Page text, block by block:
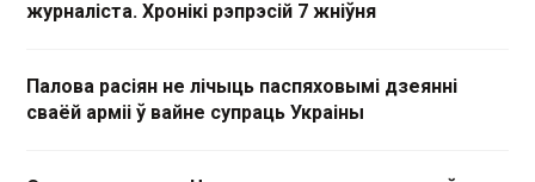
журналіста. Хронікі рэпрэсій 7 жніўня
Палова расіян не лічыць паспяховымі дзеянні
сваёй арміі ў вайне супраць Украіны